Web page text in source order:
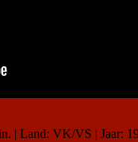
| Land: VK/VS | Jaar: